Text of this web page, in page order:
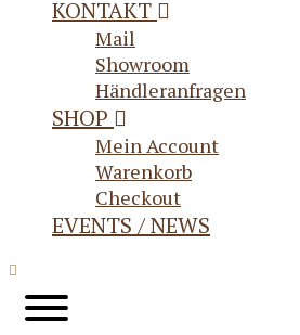
KONTAKT
Mail
Showroom
Händleranfragen
SHOP
Mein Account
Warenkorb
Checkout
EVENTS / NEWS